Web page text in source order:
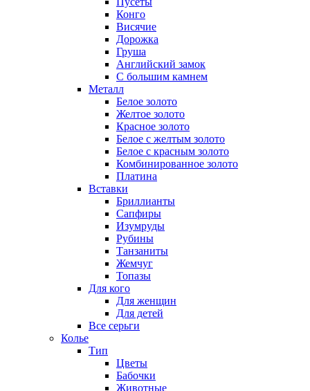
Конго
Висячие
Дорожка
Груша
Английский замок
С большим камнем
Металл
Белое золото
Желтое золото
Красное золото
Белое с желтым золото
Белое с красным золото
Комбинированное золото
Платина
Вставки
Бриллианты
Сапфиры
Изумруды
Рубины
Танзаниты
Жемчуг
Топазы
Для кого
Для женщин
Для детей
Все серьги
Колье
Тип
Цветы
Бабочки
Животные